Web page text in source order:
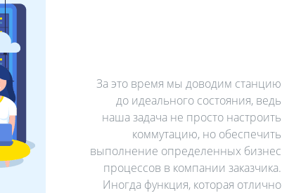
За это время мы доводим станцию
до идеального состояния, ведь
наша задача не просто настроить
коммутацию, но обеспечить
выполнение определенных бизнес
процессов в компании заказчика.
Иногда функция, которая отлично